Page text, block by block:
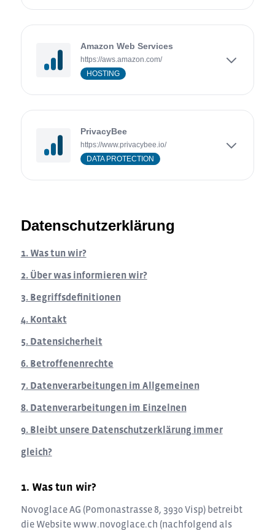
Amazon Web Services
https://aws.amazon.com/
HOSTING
PrivacyBee
https://www.privacybee.io/
DATA PROTECTION
Datenschutzerklärung
1. Was tun wir?
2. Über was informieren wir?
3. Begriffsdefinitionen
4. Kontakt
5. Datensicherheit
6. Betroffenenrechte
7. Datenverarbeitungen im Allgemeinen
8. Datenverarbeitungen im Einzelnen
9. Bleibt unsere Datenschutzerklärung immer
gleich?
Was tun wir?
Novoglace AG (Pomonastrasse 8, 3930Visp) betreibt
die Website www.novoglace.ch (nachfolgend als